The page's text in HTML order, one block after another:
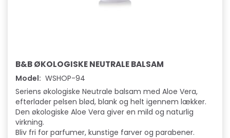
B&B ØKOLOGISKE NEUTRALE BALSAM
Model: WSHOP-94
Seriens økologiske Neutrale balsam med Aloe Vera,
efterlader pelsen blød, blank og helt igennem lækker.
Den økologiske Aloe Vera giver en mild og naturlig
virkning.
Bliv fri for parfumer, kunstige farver og parabener.